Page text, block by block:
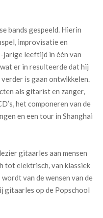
bands gespeeld. Hierin
improvisatie en
jarige leeftijd in één van
er in resulteerde dat hij
is gaan ontwikkelen.
als gitarist en zanger,
het componeren van de
en een tour in Shanghai
gitaarles aan mensen
tot elektrisch, van klassiek
van de wensen van de
gitaarles op de Popschool